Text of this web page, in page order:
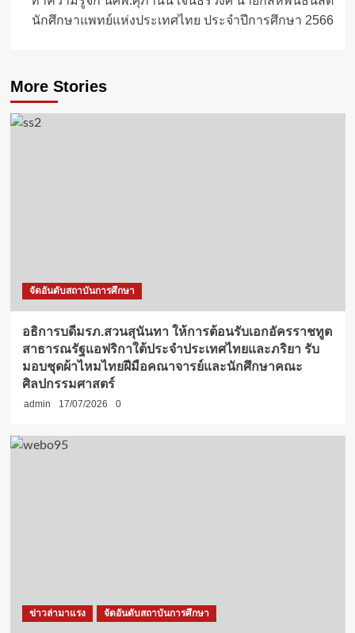
นักศึกษาแพทย์แห่งประเทศไทย ประจำปีการศึกษา 2566
More Stories
จัดอันดับสถาบันการศึกษา
อธิการบดีมรภ.สวนสุนันทา ให้การต้อนรับเอกอัครราชทูต
สาธารณรัฐแอฟริกาใต้ประจำประเทศไทยและภริยา รับ
มอบชุดผ้าไหมไทยฝีมือคณาจารย์และนักศึกษาคณะ
ศิลปกรรมศาสตร์
admin 17/07/2026 0
ข่าวล่ามาแรง จัดอันดับสถาบันการศึกษา